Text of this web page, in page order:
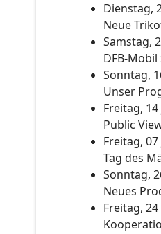
Dienstag,
Neue
Samstag,
DFB-
Sonntag,
Unser
Freitag, 14
Public
Freitag, 07
Tag des
Sonntag,
Neues
Freitag,